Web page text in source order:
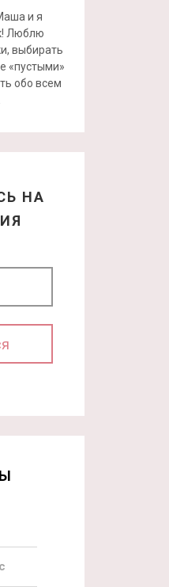
и я
Люблю
выбирать
«пустыми»
обо всем
НА